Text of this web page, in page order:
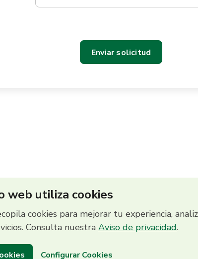
web utiliza cookies
cookies para mejorar tu experiencia,
Consulta nuestra Aviso de privacidad.
Configurar Cookies